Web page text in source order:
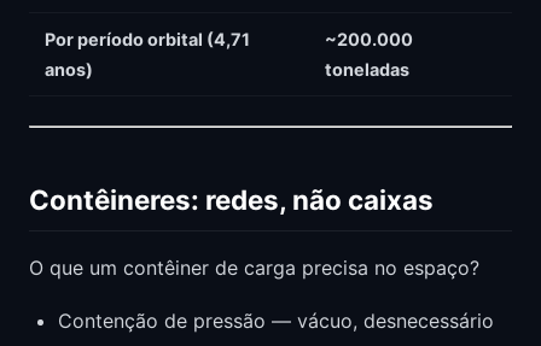
Por período orbital (4,71
anos)
~200.000
toneladas
Contêineres: redes, não caixas
O que um contêiner de carga precisa no espaço?
Contenção de pressão — vácuo, desnecessário